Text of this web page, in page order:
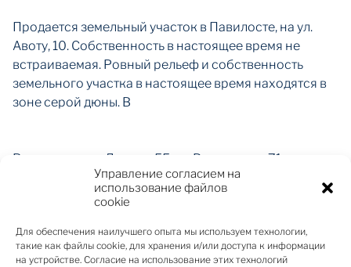
Управление согласием на
использование файлов
cookie
Для обеспечения наилучшего опыта мы используем технологии,
такие как файлы cookie, для хранения и/или доступа к информации
на устройстве. Согласие на использование этих технологий
Продается земельный участок в Павилосте, на ул.
Авоту, 10. Собственность в настоящее время не
встраиваемая. Ровный рельеф и собственность
земельного участка в настоящее время находятся в
зоне серой дюны. В
Расстояние до Лиепаи 55 км, Вентспилса 71 км,
Кулдиги 63 км, Риги 213 км.
Дополнительная информация по ниже указанному